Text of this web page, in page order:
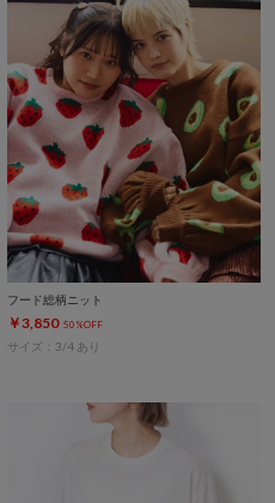
フード総柄ニット
￥3,850 50%OFF
サイズ：3/4 あり